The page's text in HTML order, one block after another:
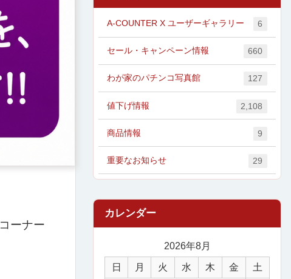
コーナー
A-COUNTER X ユーザーギャラリー 6
セール・キャンペーン情報 660
わが家のパチンコ写真館 127
値下げ情報 2,108
商品情報 9
重要なお知らせ 29
2026年8月
日 月 火 水 木 金 土